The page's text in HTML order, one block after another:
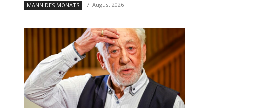
MANN DES MONATS 7. August 2026